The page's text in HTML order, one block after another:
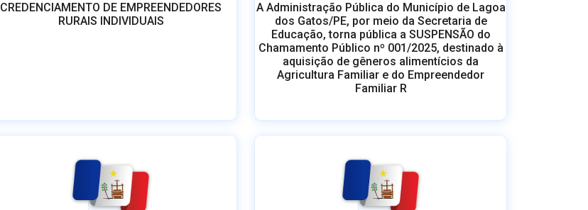
CREDENCIAMENTO DE EMPREENDEDORES
RURAIS INDIVIDUAIS
A Administração Pública do Município de Lagoa
dos Gatos/PE, por meio da Secretaria de
Educação, torna pública a SUSPENSÃO do
Chamamento Público nº 001/2025, destinado à
aquisição de gêneros alimentícios da
Agricultura Familiar e do Empreendedor
Familiar R